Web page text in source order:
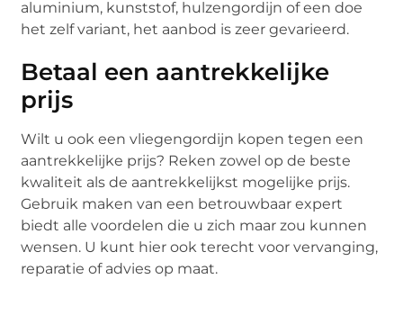
aluminium, kunststof, hulzengordijn of een doe
het zelf variant, het aanbod is zeer gevarieerd.
Betaal een aantrekkelijke
prijs
Wilt u ook een vliegengordijn kopen tegen een
aantrekkelijke prijs? Reken zowel op de beste
kwaliteit als de aantrekkelijkst mogelijke prijs.
Gebruik maken van een betrouwbaar expert
biedt alle voordelen die u zich maar zou kunnen
wensen. U kunt hier ook terecht voor vervanging,
reparatie of advies op maat.